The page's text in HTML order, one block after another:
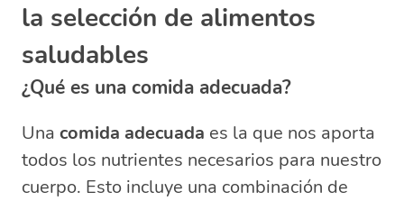
la selección de alimentos
saludables
¿Qué es una comida adecuada?
Una comida adecuada es la que nos aporta
todos los nutrientes necesarios para nuestro
cuerpo. Esto incluye una combinación de